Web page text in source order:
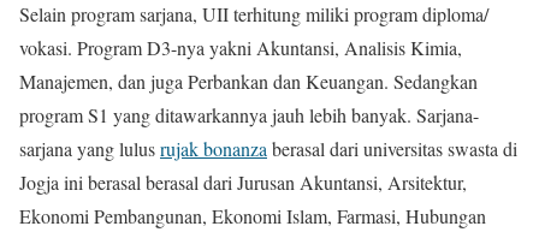
Selain program sarjana, UII terhitung miliki program diploma/
vokasi. Program D3-nya yakni Akuntansi, Analisis Kimia,
Manajemen, dan juga Perbankan dan Keuangan. Sedangkan
program S1 yang ditawarkannya jauh lebih banyak. Sarjana-
sarjana yang lulusrujak bonanza berasal dari universitas swasta di
Jogja ini berasal berasal dari Jurusan Akuntansi, Arsitektur,
Ekonomi Pembangunan, Ekonomi Islam, Farmasi, Hubungan